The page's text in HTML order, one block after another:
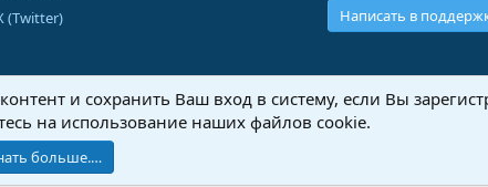
(Twitter)
Написать в
связь Условия и правила Политика конфиденциальности
® © 2010-2026 XenForo Ltd.
и сохранить Ваш вход в систему, если Вы
на использование наших файлов cookie.
больше.…